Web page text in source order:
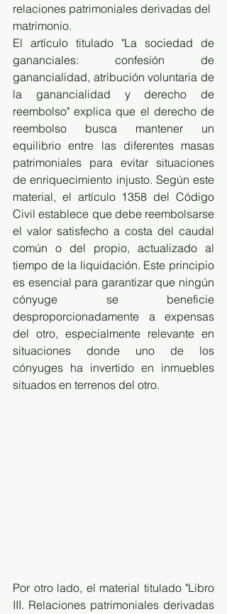
relaciones patrimoniales derivadas del
matrimonio.
El artículo titulado "La sociedad de
gananciales: confesión de
ganancialidad, atribución voluntaria de
la ganancialidad y derecho de
reembolso" explica que el derecho de
reembolso busca mantener un
equilibrio entre las diferentes masas
patrimoniales para evitar situaciones
de enriquecimiento injusto. Según este
material, el artículo 1358 del Código
Civil establece que debe reembolsarse
el valor satisfecho a costa del caudal
común o del propio, actualizado al
tiempo de la liquidación. Este principio
es esencial para garantizar que ningún
cónyuge se beneficie
desproporcionadamente a expensas
del otro, especialmente relevante en
situaciones donde uno de los
cónyuges ha invertido en inmuebles
situados en terrenos del otro.
Por otro lado, el material titulado "Libro
III. Relaciones patrimoniales derivadas